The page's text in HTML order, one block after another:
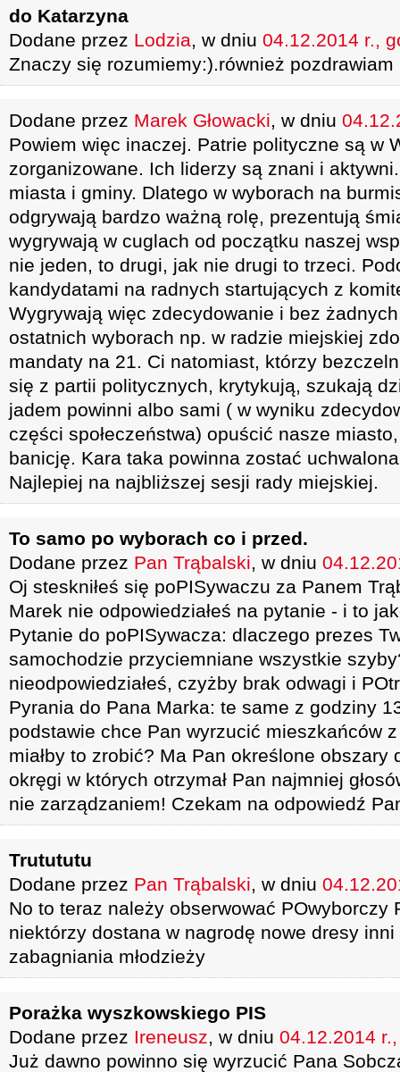
do Katarzyna
Dodane przez Lodzia, w dniu 04.12.2014 r.,
Znaczy się rozumiemy:).również pozdrawiam
Dodane przez Marek Głowacki, w dniu
Powiem więc inaczej. Patrie polityczne są w
zorganizowane. Ich liderzy są znani i
miasta i gminy. Dlatego w wyborach na
odgrywają bardzo ważną rolę, prezentują
wygrywają w cuglach od początku naszej
nie jeden, to drugi, jak nie drugi to trzeci.
kandydatami na radnych startujących z
Wygrywają więc zdecydowanie i bez
ostatnich wyborach np. w radzie miejskiej
mandaty na 21. Ci natomiast, którzy
się z partii politycznych, krytykują, szukają
jadem powinni albo sami ( w wyniku
części społeczeństwa) opuścić nasze
banicję. Kara taka powinna zostać
Najlepiej na najbliższej sesji rady miejskiej.
To samo po wyborach co i przed.
Dodane przez Pan Trąbalski, w dniu
Oj steskniłeś się poPISywaczu za Panem
Marek nie odpowiedziałeś na pytanie - i to
Pytanie do poPISywacza: dlaczego prezes
samochodzie przyciemniane wszystkie
nieodpowiedziałeś, czyżby brak odwagi i
Pyrania do Pana Marka: te same z godziny
podstawie chce Pan wyrzucić mieszkańców
miałby to zrobić? Ma Pan określone obszary
okręgi w których otrzymał Pan najmniej
nie zarządzaniem! Czekam na odpowiedź
Trutututu
Dodane przez Pan Trąbalski, w dniu
No to teraz należy obserwować POwyborczy
niektórzy dostana w nagrodę nowe dresy
zabagniania młodzieży
Porażka wyszkowskiego PIS
Dodane przez Ireneusz, w dniu 04.12.2014
Już dawno powinno się wyrzucić Pana